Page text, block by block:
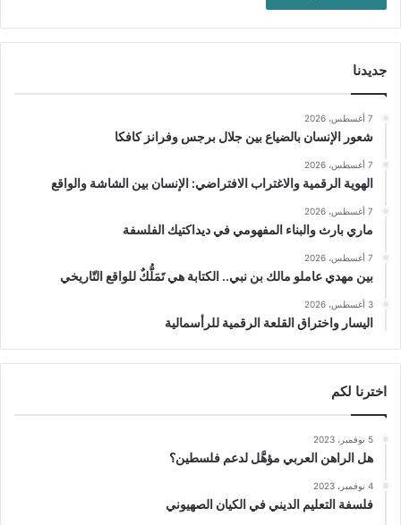
جديدنا
7 أغسطس، 2026
شعور الإنسان بالضياع بين جلال برجس وفرانز كافكا
7 أغسطس، 2026
الهوية الرقمية والاغتراب الافتراضي: الإنسان بين الشاشة والواقع
7 أغسطس، 2026
ماري بارث والبناء المفهومي في ديداكتيك الفلسفة
7 أغسطس، 2026
بين مهدي عاملو مالك بن نبي.. الكتابة هي تَمَلُّكٌ للواقع التّاريخي
3 أغسطس، 2026
اليسار واختراق القلعة الرقمية للرأسمالية
اخترنا لكم
5 نوفمبر، 2023
هل الراهن العربي مؤهَّل لدعم فلسطين؟
4 نوفمبر، 2023
فلسفة التعليم الديني في الكيان الصهيوني